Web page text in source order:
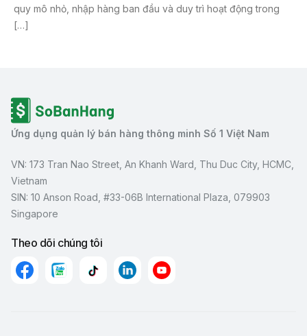
quy mô nhỏ, nhập hàng ban đầu và duy trì hoạt động trong
[…]
Ứng dụng quản lý bán hàng thông minh Số 1 Việt Nam
VN: 173 Tran Nao Street, An Khanh Ward, Thu Duc City, HCMC,
Vietnam
SIN: 10 Anson Road, #33-06B International Plaza, 079903
Singapore
Theo dõi chúng tôi